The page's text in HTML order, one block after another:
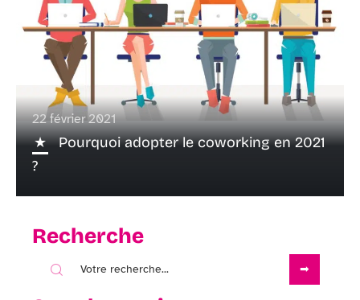
22 février 2021
Pourquoi adopter le coworking en 2021
?
Recherche